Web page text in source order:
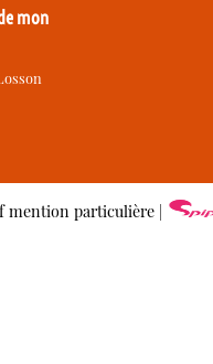
mon
mention particulière |